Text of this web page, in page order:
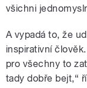
všichni
A vypadá to, že
inspirativní
pro všechny to
tady dobře bejt,“